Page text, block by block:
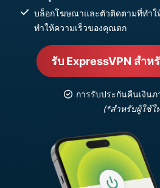
บล็อกโฆษณาและตัวติดตามที่ทำใ
ทำให้ความเร็วของคุณตก
รับ ExpressVPN สำห
การรับประกันคืนเงิน
(*สำหรับผู้ใช้ใ